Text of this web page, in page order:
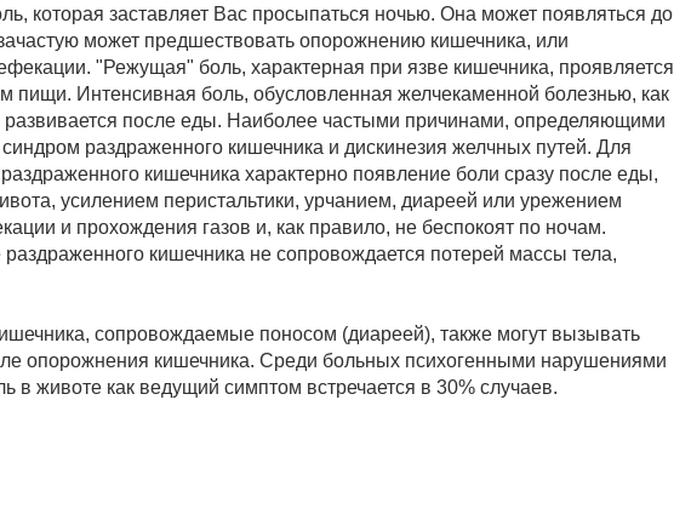
которая заставляет Вас просыпаться ночью. Она может появляться до
может предшествовать опорожнению кишечника, или
"Режущая" боль, характерная при язве кишечника, проявляется
пищи. Интенсивная боль, обусловленная желчекаменной болезнью, как
развивается после еды. Наиболее частыми причинами, определяющими
раздраженного кишечника и дискинезия желчных путей. Для
кишечника характерно появление боли сразу после еды,
усилением перистальтики, урчанием, диареей или урежением
и прохождения газов и, как правило, не беспокоят по ночам.
кишечника не сопровождается потерей массы тела,
сопровождаемые поносом (диареей), также могут вызывать
опорожнения кишечника. Среди больных психогенными нарушениями
в животе как ведущий симптом встречается в 30% случаев.